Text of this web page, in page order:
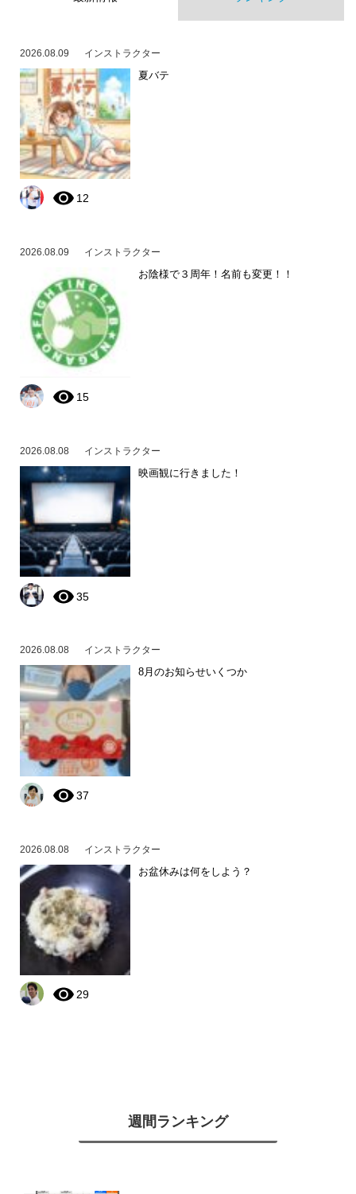
2026.08.09 インストラクター
夏バテ
12
2026.08.09 インストラクター
お陰様で３周年！名前も変更！！
15
2026.08.08 インストラクター
映画観に行きました！
35
2026.08.08 インストラクター
8月のお知らせいくつか
37
2026.08.08 インストラクター
お盆休みは何をしよう？
29
週間ランキング